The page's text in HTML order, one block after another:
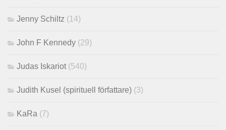
Jenny Schiltz (14)
John F Kennedy (29)
Judas Iskariot (540)
Judith Kusel (spirituell författare) (3)
KaRa (7)